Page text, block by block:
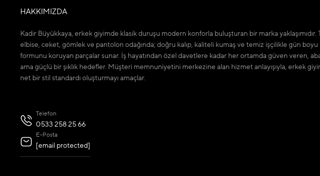
HAKKIMIZDA
Kadir Büyükkaya, erkek giyimde klasik duruşu modern konforla buluşturan bir marka yaklaşımıdır.
elbise, ceket, gömlek ve pantolon odağında; doğru kalıp, kaliteli kumaş ve temiz işçilikle gün boyu
formunu koruyan parçalar sunar. İş hayatından özel davetlere kadar her ortamda güven veren,
ama güçlü bir şıklık hedefler. Müşteri memnuniyetini merkezine alan hizmet anlayışıyla, erkek
net bir stil standardı oluşturmayı amaçlar.
Telefon
0533 258 25 66
E-Posta
[email protected]